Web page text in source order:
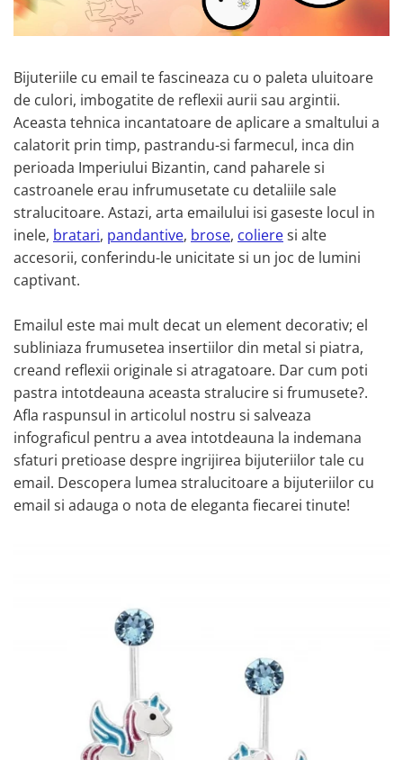
Lantisoare
Vezi toate
Bratari Argint
Bratari de Mana
Bratari de Glezna
Bratari cu Pietre
Vezi toate
BROSE
VEZI TOATE BIJUTERIILE ELMIO
Colectia „ Bijuterii cu Email ”
Cadouri Craciun
Cadouri Corporate
Vezi toate
Bijuteriile cu email te fascineaza cu o paleta uluitoare
de culori, imbogatite de reflexii aurii sau argintii.
Aceasta tehnica incantatoare de aplicare a smaltului a
calatorit prin timp, pastrandu-si farmecul, inca din
perioada Imperiului Bizantin, cand paharele si
castroanele erau infrumusetate cu detaliile sale
stralucitoare. Astazi, arta emailului isi gaseste locul in
inele, bratari, pandantive, brose, colieresi alte
accesorii, conferindu-le unicitate si un joc de lumini
captivant.
Emailul este mai mult decat un element decorativ; el
subliniaza frumusetea insertiilor din metal si piatra,
creand reflexii originale si atragatoare. Dar cum poti
pastra intotdeauna aceasta stralucire si frumusete?.
Afla raspunsul in articolul nostru si salveaza
infograficul pentru a avea intotdeauna la indemana
sfaturi pretioase despre ingrijirea bijuteriilor tale cu
email. Descopera lumea stralucitoare a bijuteriilor cu
email si adauga o nota de eleganta fiecarei tinute!